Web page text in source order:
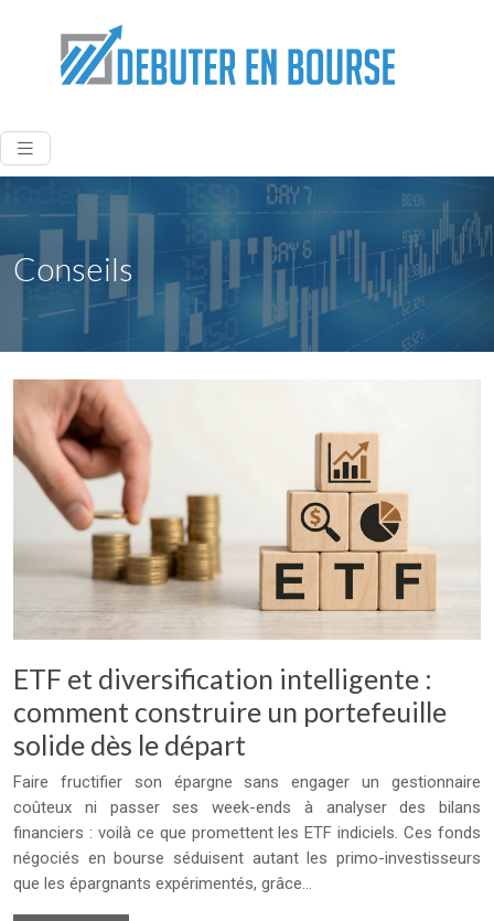
Conseils
ETF et diversification intelligente :
comment construire un portefeuille
solide dès le départ
Faire fructifier son épargne sans engager un gestionnaire
coûteux ni passer ses week-ends à analyser des bilans
financiers : voilà ce que promettent les ETF indiciels. Ces fonds
négociés en bourse séduisent autant les primo-investisseurs
que les épargnants expérimentés, grâce…